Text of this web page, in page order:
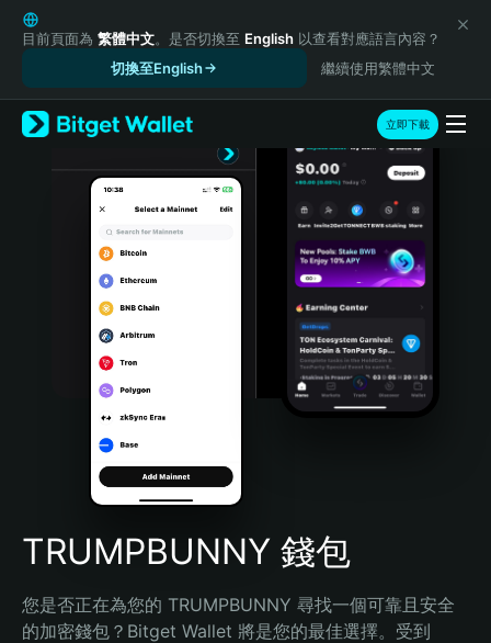
English
日本語
Русский
Español (Latinoamérica)
Türkçe
Português (Portugal)
Bahasa Indonesia
Português (Brasil)
Español (Argentina)
目前頁面為 繁體中文。是否切換至 English 以查看對應語言內容？
切換至English
繼續使用繁體中文
立即下載
TRUMPBUNNY 錢包
您是否正在為您的 TRUMPBUNNY 尋找一個可靠且安全
的加密錢包？Bitget Wallet 將是您的最佳選擇。受到